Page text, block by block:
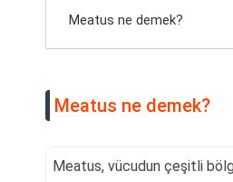
Meatus ne demek?
Meatus ne demek?
Meatus, vücudun çeşitli